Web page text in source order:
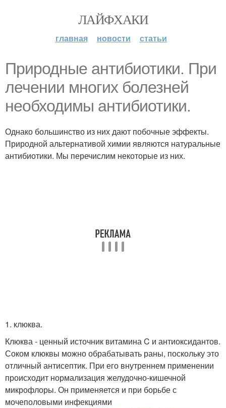
ЛАЙФХАКИ
главная новости статьи
Природные антибиотики. При
лечении многих болезней
необходимы антибиотики.
Однако большинство из них дают побочные эффекты.
Природной альтернативой химии являются натуральные
антибиотики. Мы перечислим некоторые из них.
1. клюква.
Клюква - ценный источник витамина C и антиоксидантов.
Соком клюквы можно обрабатывать раны, поскольку это
отличный антисептик. При его внутреннем применении
происходит нормализация желудочно-кишечной
микрофлоры. Он применяется и при борьбе с
мочеполовыми инфекциями